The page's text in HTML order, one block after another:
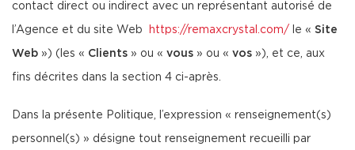
contact direct ou indirect avec un représentant autorisé de
l’Agence et du site Web https://remaxcrystal.com/ le « Site
Web ») (les « Clients » ou « vous » ou « vos »), et ce, aux
fins décrites dans la section 4 ci-après.
Dans la présente Politique, l’expression « renseignement(s)
personnel(s) » désigne tout renseignement recueilli par